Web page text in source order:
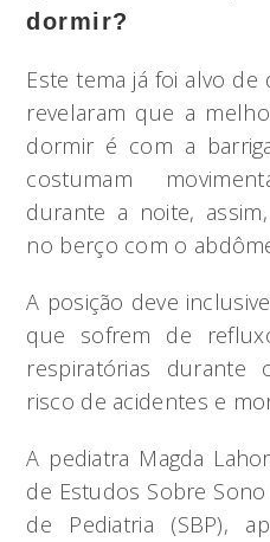
dormir?
Este tema já foi alvo de
revelaram que a
dormir é com a
costumam
durante a noite,
no berço com o
A posição deve
que sofrem de
respiratórias
risco de acidentes e
A pediatra Magda
de Estudos Sobre
de Pediatria (SBP),